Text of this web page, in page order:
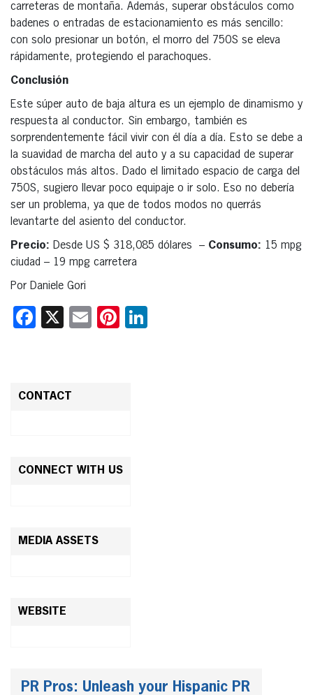
carreteras de montaña. Además, superar obstáculos como
badenes o entradas de estacionamiento es más sencillo:
con solo presionar un botón, el morro del 750S se eleva
rápidamente, protegiendo el parachoques.
Conclusión
Este súper auto de baja altura es un ejemplo de dinamismo y
respuesta al conductor. Sin embargo, también es
sorprendentemente fácil vivir con él día a día. Esto se debe a
la suavidad de marcha del auto y a su capacidad de superar
obstáculos más altos. Dado el limitado espacio de carga del
750S, sugiero llevar poco equipaje o ir solo. Eso no debería
ser un problema, ya que de todos modos no querrás
levantarte del asiento del conductor.
Precio: Desde US $ 318,085 dólares – Consumo: 15 mpg
ciudad – 19 mpg carretera
Por Daniele Gori
Facebook
X EmailPinterest
CONTACT
CONNECT WITH US
MEDIA ASSETS
WEBSITE
PR Pros: Unleash your Hispanic PR